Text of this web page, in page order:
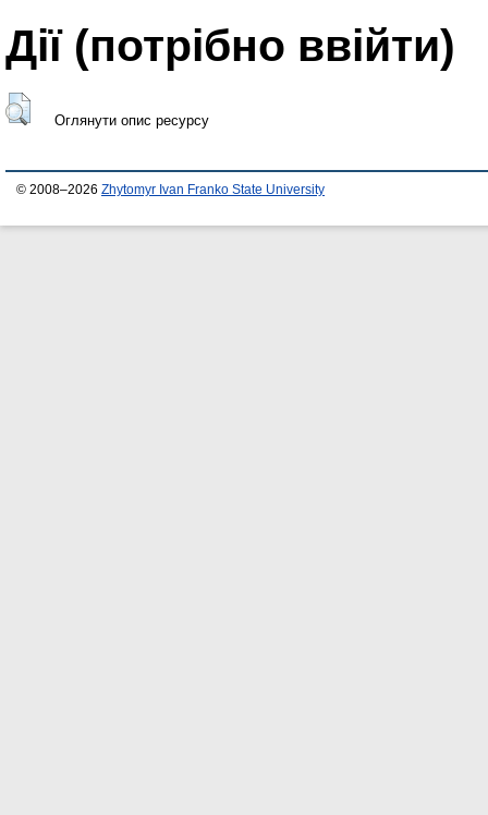
Дії ​​(потрібно ввійти)
Оглянути опис ресурсу
© 2008–2026 Zhytomyr Ivan Franko State University